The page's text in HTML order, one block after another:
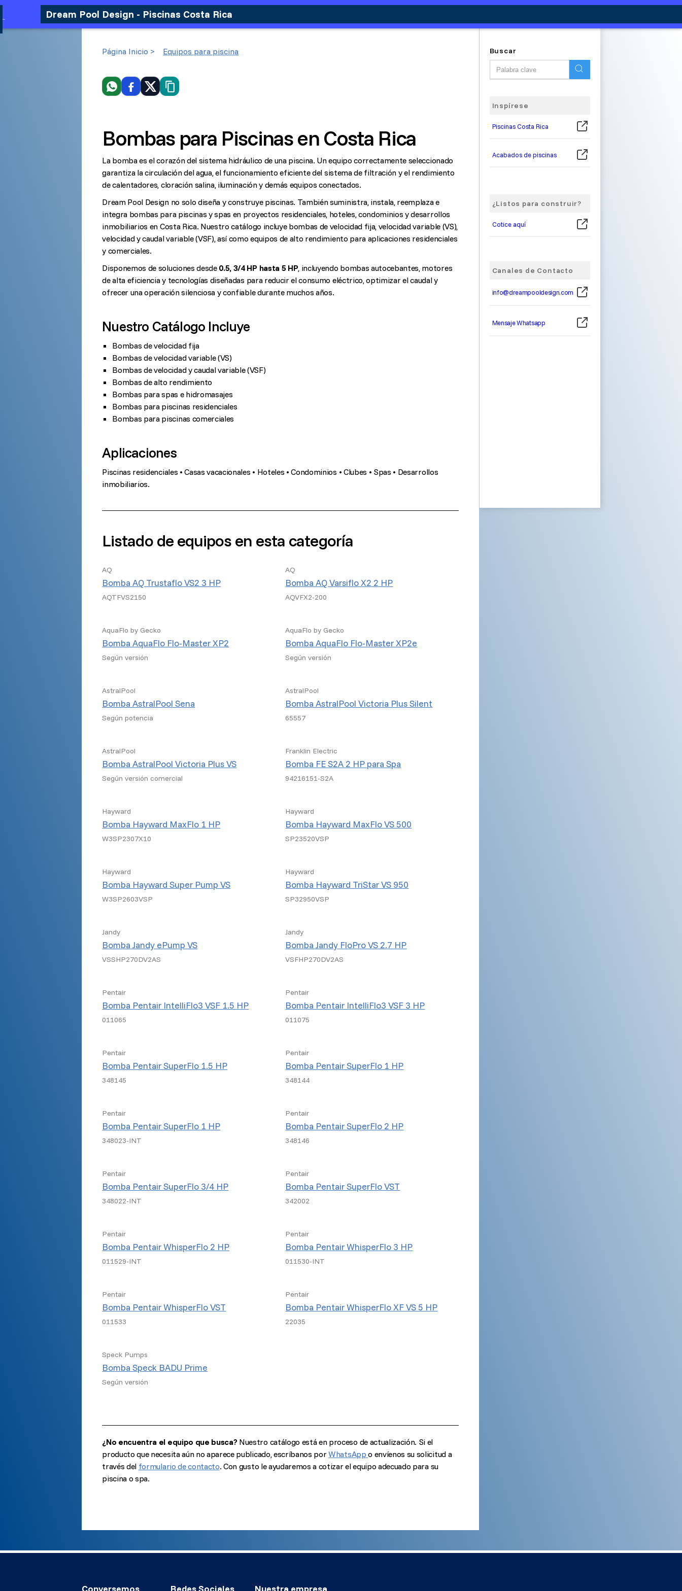
Dream Pool Design - Piscinas Costa Rica
Página Inicio > Equipos para piscina
WhatsAppFacebook
X Copiar link
Bombas para Piscinas en Costa Rica
La bomba es el corazón del sistema hidráulico de una piscina. Un equipo correctamente seleccionado
garantiza la circulación del agua, el funcionamiento eficiente del sistema de filtración y el rendimiento
de calentadores, cloración salina, iluminación y demás equipos conectados.
Dream Pool Design no solo diseña y construye piscinas. También suministra, instala, reemplaza e
integra bombas para piscinas y spas en proyectos residenciales, hoteles, condominios y desarrollos
inmobiliarios en Costa Rica. Nuestro catálogo incluye bombas de velocidad fija, velocidad variable (VS),
velocidad y caudal variable (VSF), así como equipos de alto rendimiento para aplicaciones residenciales
y comerciales.
Disponemos de soluciones desde 0.5, 3/4 HP hasta 5 HP, incluyendo bombas autocebantes, motores
de alta eficiencia y tecnologías diseñadas para reducir el consumo eléctrico, optimizar el caudal y
ofrecer una operación silenciosa y confiable durante muchos años.
Nuestro Catálogo Incluye
Bombas de velocidad fija
Bombas de velocidad variable (VS)
Bombas de velocidad y caudal variable (VSF)
Bombas de alto rendimiento
Bombas para spas e hidromasajes
Bombas para piscinas residenciales
Bombas para piscinas comerciales
Aplicaciones
Piscinas residenciales • Casas vacacionales • Hoteles • Condominios • Clubes • Spas • Desarrollos
inmobiliarios.
Listado de equipos en esta categoría
AQ
Bomba AQ Trustaflo VS2 3 HP
AQTFVS2150
AQ
Bomba AQ Varsiflo X2 2 HP
AQVFX2-200
AquaFlo by Gecko
Bomba AquaFlo Flo-Master XP2
Según versión
AquaFlo by Gecko
Bomba AquaFlo Flo-Master XP2e
Según versión
AstralPool
Bomba AstralPool Sena
Según potencia
AstralPool
Bomba AstralPool Victoria Plus Silent
65557
AstralPool
Bomba AstralPool Victoria Plus VS
Según versión comercial
Franklin Electric
Bomba FE S2A 2 HP para Spa
94216151-S2A
Hayward
Bomba Hayward MaxFlo 1 HP
W3SP2307X10
Hayward
Bomba Hayward MaxFlo VS 500
SP23520VSP
Hayward
Bomba Hayward Super Pump VS
W3SP2603VSP
Hayward
Bomba Hayward TriStar VS 950
SP32950VSP
Jandy
Bomba Jandy ePump VS
VSSHP270DV2AS
Jandy
Bomba Jandy FloPro VS 2.7 HP
VSFHP270DV2AS
Pentair
Bomba Pentair IntelliFlo3 VSF 1.5 HP
011065
Pentair
Bomba Pentair IntelliFlo3 VSF 3 HP
011075
Pentair
Bomba Pentair SuperFlo 1.5 HP
348145
Pentair
Bomba Pentair SuperFlo 1 HP
348144
Pentair
Bomba Pentair SuperFlo 1 HP
348023-INT
Pentair
Bomba Pentair SuperFlo 2 HP
348146
Pentair
Bomba Pentair SuperFlo 3/4 HP
348022-INT
Pentair
Bomba Pentair SuperFlo VST
342002
Pentair
Bomba Pentair WhisperFlo 2 HP
011529-INT
Pentair
Bomba Pentair WhisperFlo 3 HP
011530-INT
Pentair
Bomba Pentair WhisperFlo VST
011533
Pentair
Bomba Pentair WhisperFlo XF VS 5 HP
22035
Speck Pumps
Bomba Speck BADU Prime
Según versión
¿No encuentra el equipo que busca?Nuestro catálogo está en proceso de actualización. Si el
producto que necesita aún no aparece publicado, escríbanos porWhatsAppo envíenos su solicitud a
través del formulario de contacto. Con gusto le ayudaremos a cotizar el equipo adecuado para su
piscina o spa.
Buscar
Inspírese
Piscinas Costa Rica
Acabados de piscinas
¿Listos para construir?
Cotice aquí
Canales de Contacto
info@dreampooldesign.com
Mensaje Whatsapp
Conversemos Redes Sociales Nuestra empresa